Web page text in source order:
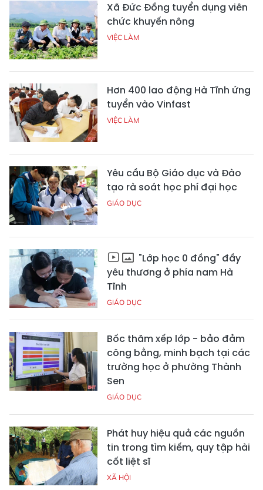
Xã Đức Đồng tuyển dụng viên
chức khuyến nông
VIỆC LÀM
Hơn 400 lao động Hà Tĩnh ứng
tuyển vào Vinfast
VIỆC LÀM
Yêu cầu Bộ Giáo dục và Đào
tạo rà soát học phí đại học
GIÁO DỤC
"Lớp học 0 đồng" đầy
yêu thương ở phía nam Hà
Tĩnh
GIÁO DỤC
Bốc thăm xếp lớp - bảo đảm
công bằng, minh bạch tại các
trường học ở phường Thành
Sen
GIÁO DỤC
Phát huy hiệu quả các nguồn
tin trong tìm kiếm, quy tập hài
cốt liệt sĩ
XÃ HỘI